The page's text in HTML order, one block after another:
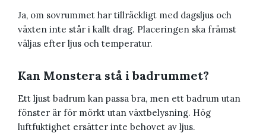
Ja, om sovrummet har tillräckligt med dagsljus och
växten inte står i kallt drag. Placeringen ska främst
väljas efter ljus och temperatur.
Kan Monstera stå i badrummet?
Ett ljust badrum kan passa bra, men ett badrum utan
fönster är för mörkt utan växtbelysning. Hög
luftfuktighet ersätter inte behovet av ljus.